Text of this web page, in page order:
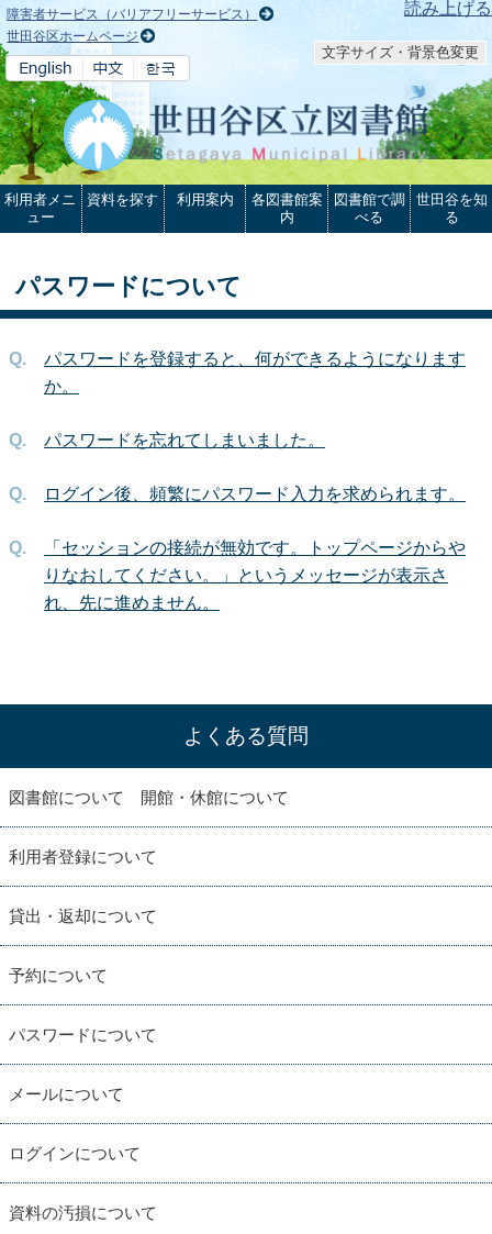
本文へ 読み上げる
障害者サービス（バリアフリーサービス）
世田谷区ホームページ
文字サイズ・背景色変更
利用者メニ
ュー
資料を探す 利用案内
各図書館案
内
図書館で調
べる
世田谷を知
る
パスワードについて
パスワードを登録すると、何ができるようになります
か。
パスワードを忘れてしまいました。
ログイン後、頻繁にパスワード入力を求められます。
「セッションの接続が無効です。トップページからや
りなおしてください。」というメッセージが表示さ
れ、先に進めません。
よくある質問
図書館について 開館・休館について
利用者登録について
貸出・返却について
予約について
パスワードについて
メールについて
ログインについて
資料の汚損について